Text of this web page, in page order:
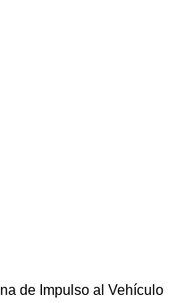
de Impulso al Vehículo